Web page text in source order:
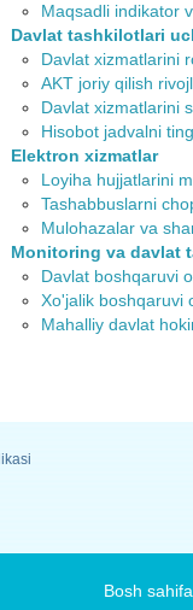
Maqsadli indikator
Davlat tashkilotlari
Davlat xizmatlarini
AKT joriy qilish
Davlat xizmatlarini
Hisobot jadvalni
Elektron xizmatlar
Loyiha hujjatlarini
Tashabbuslarni
Mulohazalar va
Monitoring va davlat
Davlat boshqaruvi
Xo'jalik boshqaruvi
Mahalliy davlat
Bosh sahifa